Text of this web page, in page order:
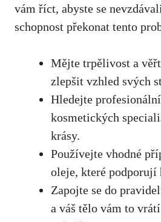
vám říct, ⁣abyste​ se
schopnost překonat tento
Mějte⁣ trpělivost a
zlepšit vzhled svých
Hledejte
kosmetických
krásy.
Používejte vhodné
oleje, které podporují
Zapojte se do
⁣a váš ⁢tělo vám ⁣to